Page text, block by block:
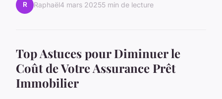
R Raphaël4 mars 20255 min de lecture
Top Astuces pour Diminuer le
Coût de Votre Assurance Prêt
Immobilier